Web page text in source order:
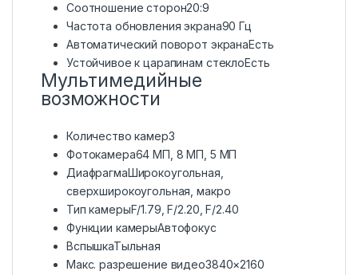
Соотношение сторон20:9
Частота обновления экрана90 Гц
Автоматический поворот экранаЕсть
Устойчивое к царапинам стеклоЕсть
Мультимедийные
возможности
Количество камер3
Фотокамера64 МП, 8 МП, 5 МП
ДиафрагмаШирокоугольная,
сверхширокоугольная, макро
Тип камерыF/1.79, F/2.20, F/2.40
Функции камерыАвтофокус
ВспышкаТыльная
Макс. разрешение видео3840×2160